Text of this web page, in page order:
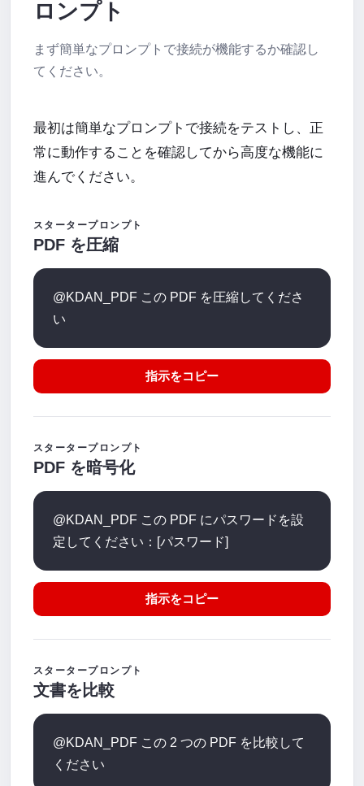
ロンプト
まず簡単なプロンプトで接続が機能するか確認し
てください。
最初は簡単なプロンプトで接続をテストし、正
常に動作することを確認してから高度な機能に
進んでください。
スタータープロンプト
PDF を圧縮
@KDAN_PDF この PDF を圧縮してくださ
い
指示をコピー
スタータープロンプト
PDF を暗号化
@KDAN_PDF この PDF にパスワードを設
定してください：[パスワード]
指示をコピー
スタータープロンプト
文書を比較
@KDAN_PDF この 2 つの PDF を比較して
ください